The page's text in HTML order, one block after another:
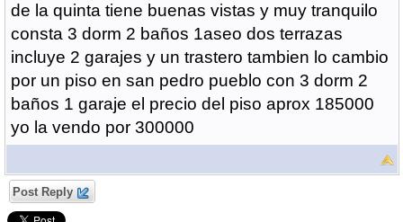
de la quinta tiene buenas vistas y muy tranquilo
consta 3 dorm 2 baños 1aseo dos terrazas
incluye 2 garajes y un trastero tambien lo cambio
por un piso en san pedro pueblo con 3 dorm 2
baños 1 garaje el precio del piso aprox 185000
yo la vendo por 300000
Post Reply